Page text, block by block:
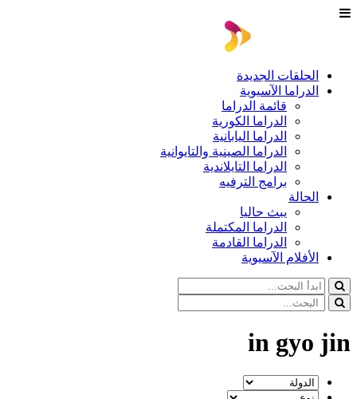
الحلقات الجديدة
الدراما الآسيوية
قائمة الدراما
الدراما الكورية
الدراما اليابانية
الدراما الصينية والتايوانية
الدراما التايلاندية
برامج الترفيه
الحالة
يبث حاليا
الدراما المكتملة
الدراما القادمة
الأفلام الآسيوية
in gyo jin